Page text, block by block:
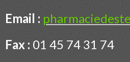
Email :
Fax : 01 45 74 31 74